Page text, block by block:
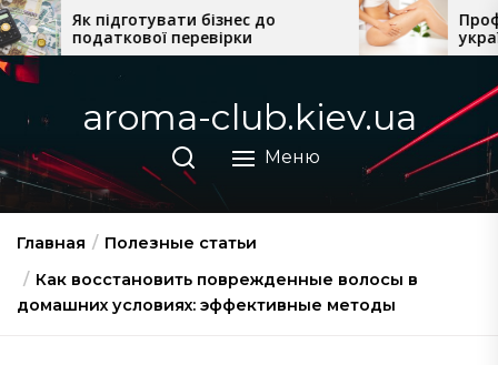
Перейти
к
содержимому
бізнес до
Професійна косметика
українського
домашнього догляду
aroma-club.kiev.ua
Меню
Главная
Полезные статьи
Как восстановить поврежденные волосы в
домашних условиях: эффективные методы